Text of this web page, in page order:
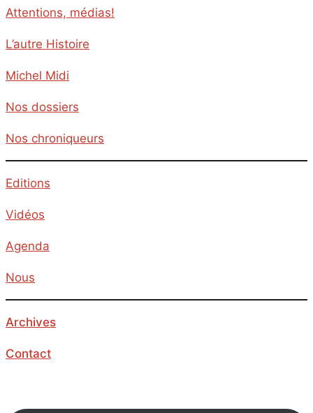
Attentions, médias!
L’autre Histoire
Michel Midi
Nos dossiers
Nos chroniqueurs
Editions
Vidéos
Agenda
Nous
Archives
Contact